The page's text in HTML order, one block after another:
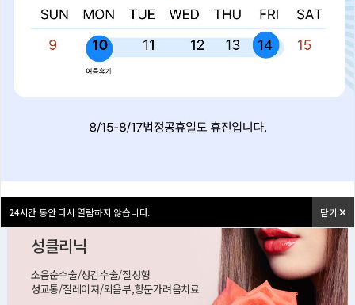
24시간 동안 다시 열람하지 않습니다. 닫기
24시간 동안 다시 열람하지 않습니다. 닫기
진료분야 안내
아름답고 건강한 여성의 선택 연세펠리체여성의원
여성검진/갱년기클리닉/요실금 관리
성클리닉
소음순수술/성감수술/질성형
성교통/질레이져/외음부,항문가려움치료